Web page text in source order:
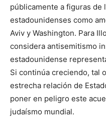
públicamente a figuras de
estadounidenses como
Aviv y Washington. Para
considera antisemitismo
estadounidense
Si continúa creciendo, tal
estrecha relación de
poner en peligro este
judaísmo mundial.